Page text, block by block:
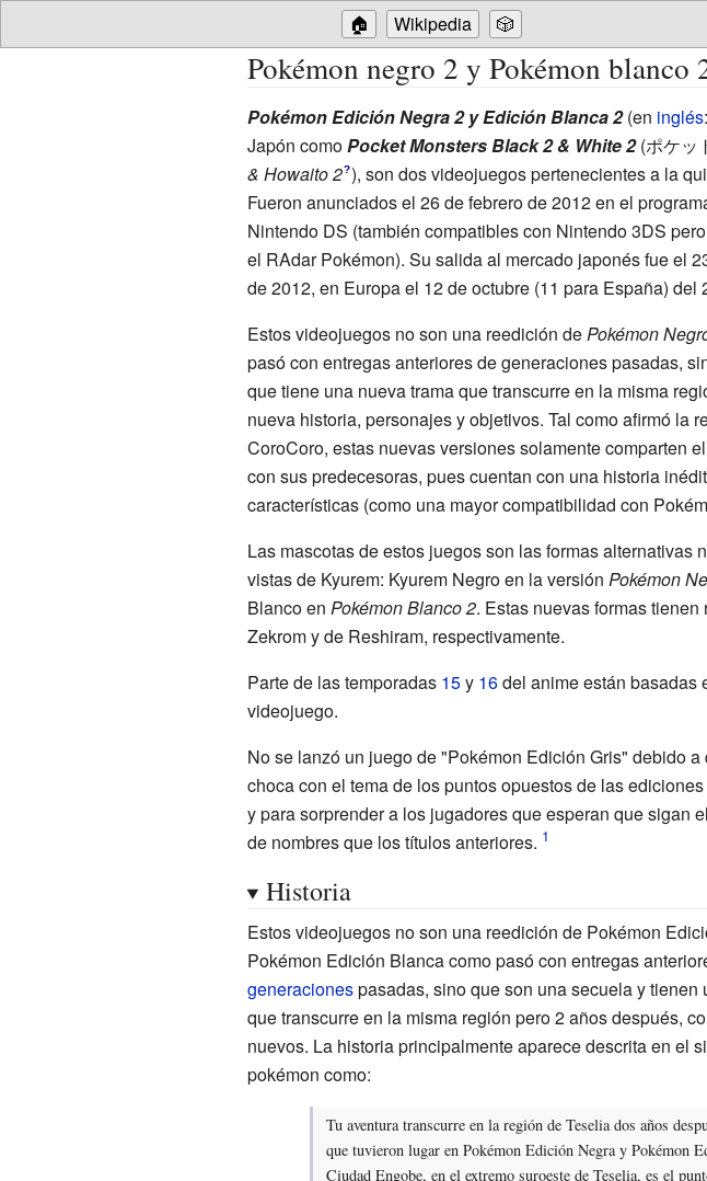
🏠 Wikipedia 🎲
Pokémon negro 2 y Pokémon blanco
Pokémon Edición Negra 2 y Edición Blanca 2(en inglés:
Japón comoPocket Monsters Black 2 & White 2(ポケッ
& Howaito 2?), son dos videojuegos pertenecientes a la
Fueron anunciados el 26 de febrero de 2012 en el
Nintendo DS (también compatibles con Nintendo 3DS
el RAdar Pokémon). Su salida al mercado japonés fue el
de 2012, en Europa el 12 de octubre (11 para España)
Estos videojuegos no son una reedición de Pokémon
pasó con entregas anteriores de generaciones pasadas,
que tiene una nueva trama que transcurre en la misma
nueva historia, personajes y objetivos. Tal como afirmó la
CoroCoro, estas nuevas versiones solamente comparten
con sus predecesoras, pues cuentan con una historia
características (como una mayor compatibilidad con
Las mascotas de estos juegos son las formas alternativas
vistas de Kyurem: Kyurem Negro en la versión Pokémon
Blanco en Pokémon Blanco 2. Estas nuevas formas tienen
Zekrom y de Reshiram, respectivamente.
Parte de las temporadas 15y 16del anime están basadas
videojuego.
No se lanzó un juego de "Pokémon Edición Gris" debido a
choca con el tema de los puntos opuestos de las
y para sorprender a los jugadores que esperan que sigan
de nombres que los títulos anteriores.
Historia
Estos videojuegos no son una reedición de Pokémon
Pokémon Edición Blanca como pasó con entregas
generacionespasadas, sino que son una secuela y tienen
que transcurre en la misma región pero 2 años después,
nuevos. La historia principalmente aparece descrita en el
pokémon como:
Tu aventura transcurre en la región de Teselia dos años
que tuvieron lugar en Pokémon Edición Negra y Pokémon
Ciudad Engobe, en el extremo suroeste de Teselia, es el